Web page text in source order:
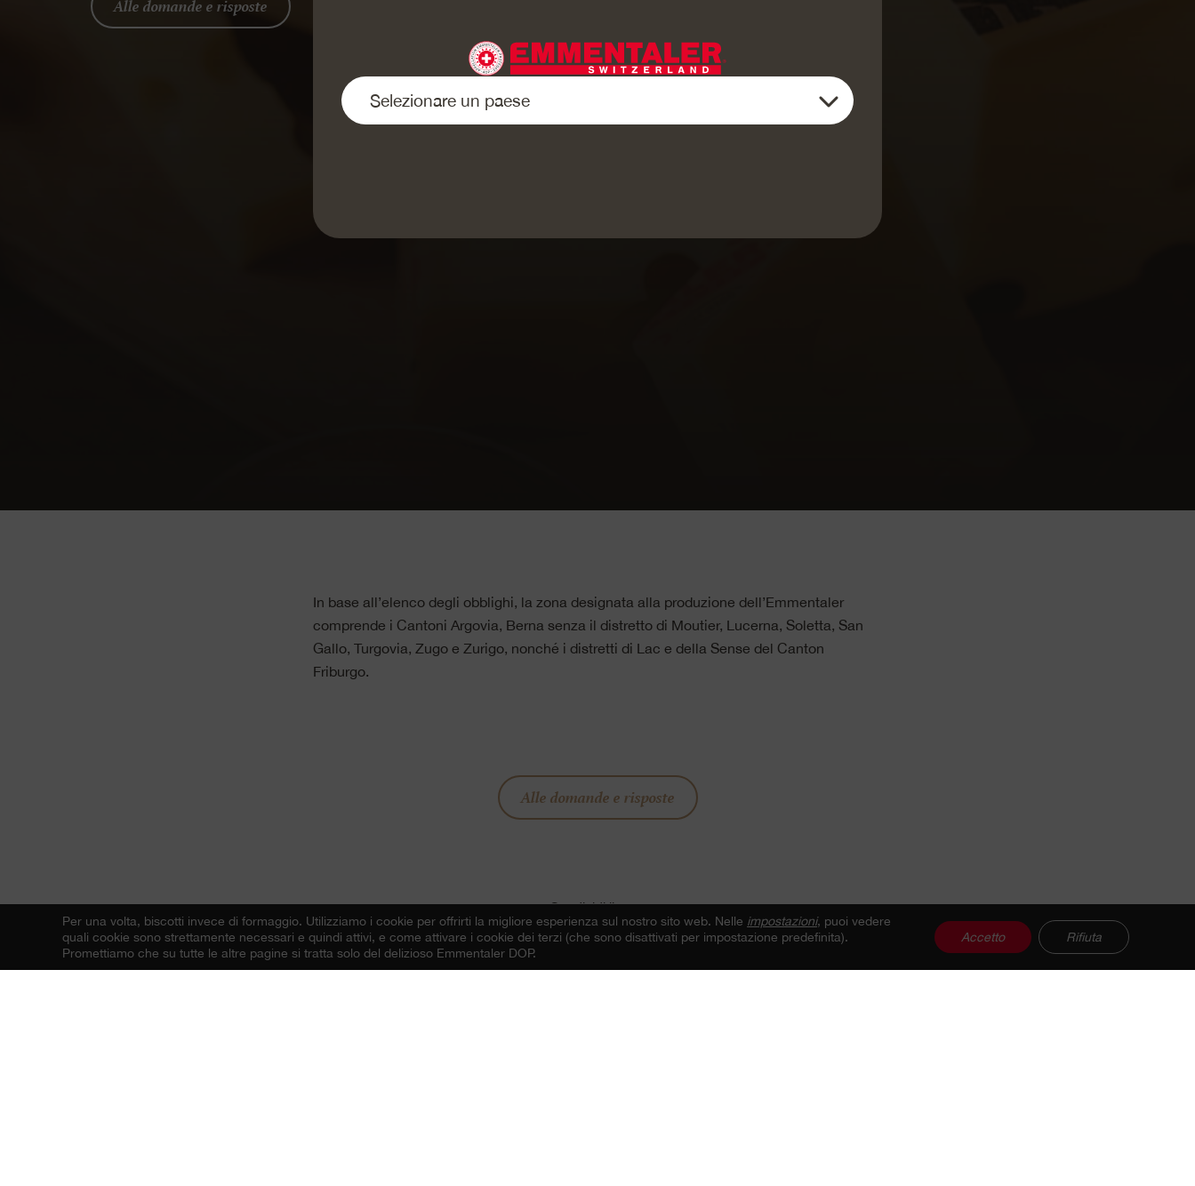
Alle domande e risposte
In base all’elenco degli obblighi, la zona designata alla produzione dell’Emmentaler
comprende i Cantoni Argovia, Berna senza il distretto di Moutier, Lucerna, Soletta, San
Gallo, Turgovia, Zugo e Zurigo, nonché i distretti di Lac e della Sense del Canton
Friburgo.
Alle domande e risposte
Condividi il post
Per una volta, biscotti invece di formaggio. Utilizziamo i cookie per offrirti la migliore esperienza sul nostro sito web. Nelle impostazioni, puoi vedere
quali cookie sono strettamente necessari e quindi attivi, e come attivare i cookie dei terzi (che sono disattivati per impostazione predefinita).
Promettiamo che su tutte le altre pagine si tratta solo del delizioso Emmentaler DOP.
Accetto Rifiuta